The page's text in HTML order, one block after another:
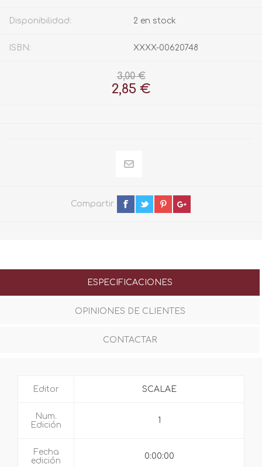
Disponibilidad: 2 en stock
ISBN: XXXX-00620748
3,00 €
2,85 €
Compartir
ESPECIFICACIONES
OPINIONES DE CLIENTES
CONTACTAR
Editor SCALAE
Num.
Edición
1
Fecha
edición
0:00:00